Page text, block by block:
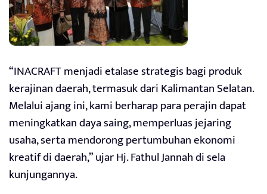
“INACRAFT menjadi etalase strategis bagi produk
kerajinan daerah, termasuk dari Kalimantan Selatan.
Melalui ajang ini, kami berharap para perajin dapat
meningkatkan daya saing, memperluas jejaring
usaha, serta mendorong pertumbuhan ekonomi
kreatif di daerah,” ujar Hj. Fathul Jannah di sela
kunjungannya.